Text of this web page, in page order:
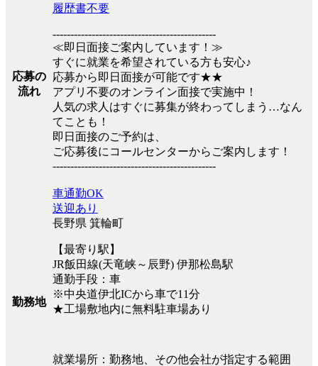
応募の
流れ
履歴書不要
----------------------------------------------
≪即日面接ご案内しています！≫
すぐに就業を希望されている方も安心♪
応募から即日面接が可能です★★
アプリ不要のオンライン面接で実施中！
人気の求人はすぐに募集が終わってしまう…なん
てことも！
即日面接のご予約は、
ご応募後にコールセンターからご案内します！
----------------------------------------------
勤務地
車通勤OK
送迎あり
長野県 箕輪町
【最寄り駅】
JR飯田線(天竜峡～辰野) 伊那松島駅
通勤手段：車
※中央道伊北ICから車で11分
★工場敷地内に無料駐車場あり
就業場所：勤務地、その他会社が指定する範囲